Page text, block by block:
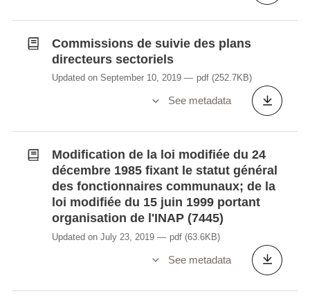
Commissions de suivie des plans
directeurs sectoriels
Updated on September 10, 2019 pdf (252.7KB)
See metadata
Modification de la loi modifiée du 24
décembre 1985 fixant le statut général
des fonctionnaires communaux; de la
loi modifiée du 15 juin 1999 portant
organisation de l'INAP (7445)
Updated on July 23, 2019 pdf (63.6KB)
See metadata